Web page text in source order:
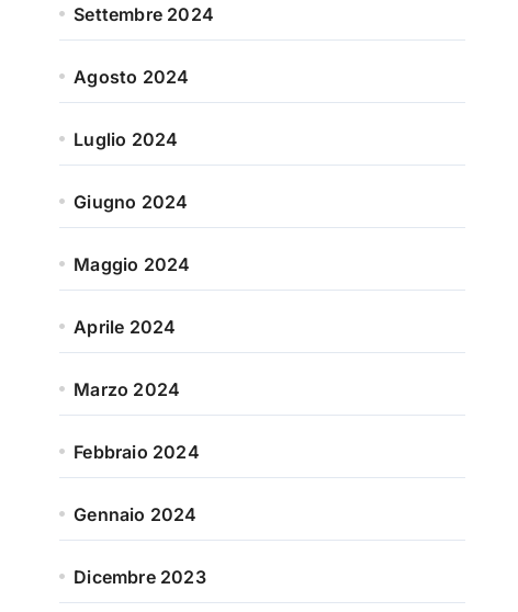
Settembre 2024
Agosto 2024
Luglio 2024
Giugno 2024
Maggio 2024
Aprile 2024
Marzo 2024
Febbraio 2024
Gennaio 2024
Dicembre 2023